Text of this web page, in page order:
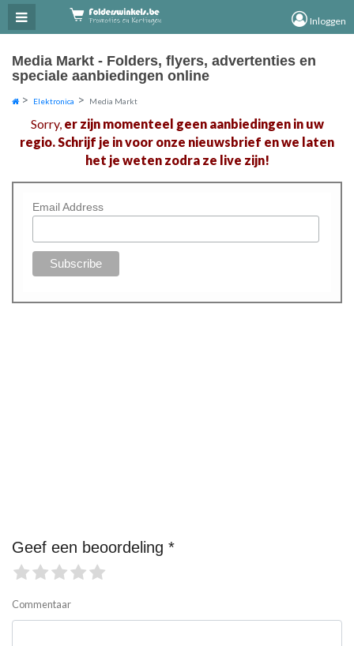
Inloggen
Media Markt - Folders, flyers, advertenties en
speciale aanbiedingen online
Elektronica Media Markt
Sorry,er zijn momenteel geen aanbiedingen in uw
regio. Schrijf je in voor onze nieuwsbrief en we laten
het je weten zodra ze live zijn!
Email Address
Geef een beoordeling *
Commentaar